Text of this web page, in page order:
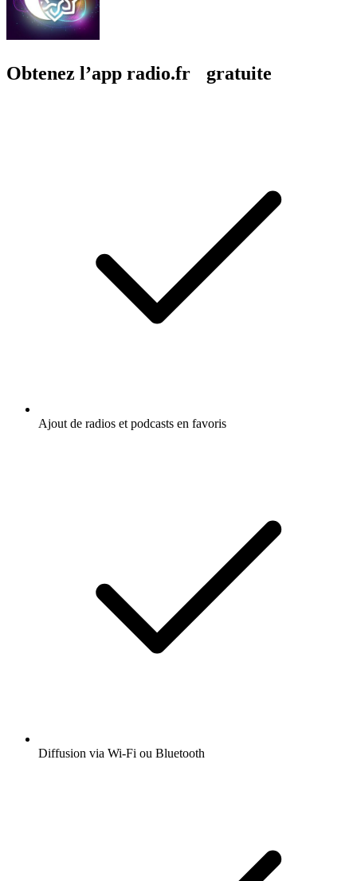
Obtenez l’app radio.fr gratuite
Ajout de radios et podcasts en favoris
Diffusion via Wi-Fi ou Bluetooth